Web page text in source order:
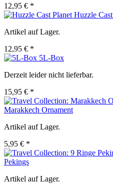
12,95 € *
Huzzle
Artikel auf Lager.
12,95 € *
5L-Box
Derzeit leider nicht lieferbar.
15,95 € *
Marakkech Ornament
Artikel auf Lager.
5,95 € *
Pekings
Artikel auf Lager.